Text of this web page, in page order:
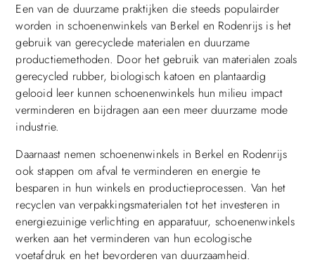
Een van de duurzame praktijken die steeds populairder
worden in schoenenwinkels van Berkel en Rodenrijs is het
gebruik van gerecyclede materialen en duurzame
productiemethoden. Door het gebruik van materialen zoals
gerecycled rubber, biologisch katoen en plantaardig
gelooid leer kunnen schoenenwinkels hun milieu impact
verminderen en bijdragen aan een meer duurzame mode
industrie.
Daarnaast nemen schoenenwinkels in Berkel en Rodenrijs
ook stappen om afval te verminderen en energie te
besparen in hun winkels en productieprocessen. Van het
recyclen van verpakkingsmaterialen tot het investeren in
energiezuinige verlichting en apparatuur, schoenenwinkels
werken aan het verminderen van hun ecologische
voetafdruk en het bevorderen van duurzaamheid.